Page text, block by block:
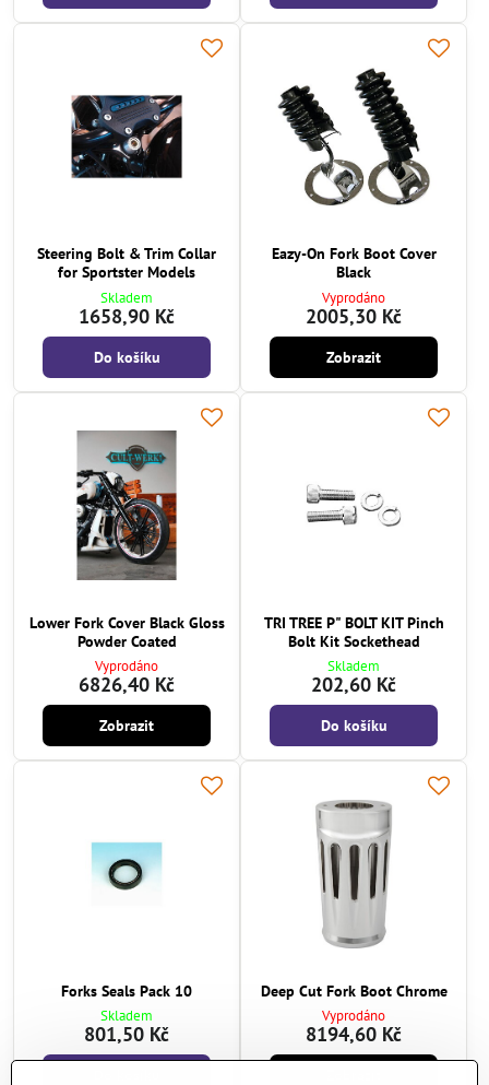
Steering Bolt & Trim Collar
for Sportster Models
Skladem
1658,90 Kč
Do košíku
Eazy-On Fork Boot Cover
Black
Vyprodáno
2005,30 Kč
Zobrazit
Lower Fork Cover Black Gloss
Powder Coated
Vyprodáno
6826,40 Kč
Zobrazit
TRI TREE P" BOLT KIT Pinch
Bolt Kit Sockethead
Skladem
202,60 Kč
Do košíku
Forks Seals Pack 10
Skladem
801,50 Kč
Deep Cut Fork Boot Chrome
Vyprodáno
8194,60 Kč